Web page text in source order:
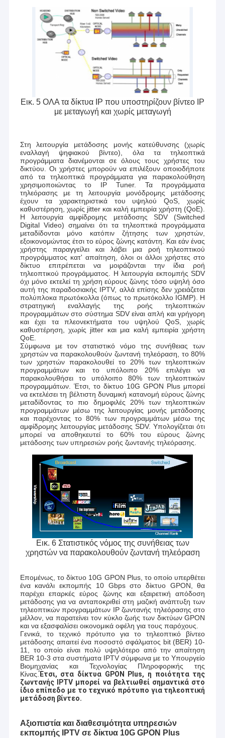
Εικ. 5 ΟΛΑ τα δίκτυα IP που υποστηρίζουν βίντεο IP
με μεταγωγή και χωρίς μεταγωγή
Στη λειτουργία μετάδοσης μονής κατεύθυνσης (χωρίς
εναλλαγή ψηφιακού βίντεο), όλα τα τηλεοπτικά
προγράμματα διανέμονται σε όλους τους χρήστες του
δικτύου. Οι χρήστες μπορούν να επιλέξουν οποιοδήποτε
από τα τηλεοπτικά προγράμματα για παρακολούθηση
χρησιμοποιώντας το IP Tuner. Τα προγράμματα
τηλεόρασης με τη λειτουργία μονόδρομης μετάδοσης
έχουν τα χαρακτηριστικά του υψηλού QoS, χωρίς
καθυστέρηση, χωρίς jitter και καλή εμπειρία χρήστη (QoE).
Η λειτουργία αμφίδρομης μετάδοσης SDV (Switched
Digital Video) σημαίνει ότι τα τηλεοπτικά προγράμματα
μεταδίδονται μόνο κατόπιν ζήτησης των χρηστών,
εξοικονομώντας έτσι το εύρος ζώνης κατάντη. Και εάν ένας
χρήστης παραγγείλει και λάβει μια ροή τηλεοπτικού
προγράμματος κατ' απαίτηση, όλοι οι άλλοι χρήστες στο
δίκτυο επιτρέπεται να μοιράζονται την ίδια ροή
τηλεοπτικού προγράμματος. Η λειτουργία εκπομπής SDV
όχι μόνο εκτελεί τη χρήση εύρους ζώνης τόσο υψηλή όσο
αυτή της παραδοσιακής IPTV, αλλά επίσης δεν χρειάζεται
πολύπλοκα πρωτόκολλα (όπως το πρωτόκολλο IGMP). Η
στρατηγική εναλλαγής της ροής τηλεοπτικών
προγραμμάτων στο σύστημα SDV είναι απλή και γρήγορη
και έχει τα πλεονεκτήματα του υψηλού QoS, χωρίς
καθυστέρηση, χωρίς jitter και μια καλή εμπειρία χρήστη
QoE.
Σύμφωνα με τον στατιστικό νόμο της συνήθειας των
χρηστών να παρακολουθούν ζωντανή τηλεόραση, το 80%
των χρηστών παρακολουθεί το 20% των τηλεοπτικών
προγραμμάτων και το υπόλοιπο 20% επιλέγει να
παρακολουθήσει το υπόλοιπο 80% των τηλεοπτικών
προγραμμάτων. Έτσι, το δίκτυο 10G GPON Plus μπορεί
να εκτελέσει τη βέλτιστη δυναμική κατανομή εύρους ζώνης
μεταδίδοντας το πιο δημοφιλές 20% των τηλεοπτικών
προγραμμάτων μέσω της λειτουργίας μονής μετάδοσης
και παρέχοντας το 80% των προγραμμάτων μέσω της
αμφίδρομης λειτουργίας μετάδοσης SDV. Υπολογίζεται ότι
μπορεί να αποθηκευτεί το 60% του εύρους ζώνης
μετάδοσης των υπηρεσιών ροής ζωντανής τηλεόρασης.
Εικ. 6 Στατιστικός νόμος της συνήθειας των
χρηστών να παρακολουθούν ζωντανή τηλεόραση
Επομένως, το δίκτυο 10G GPON Plus, το οποίο υπερθέτει
ένα κανάλι εκπομπής 10 Gbps στο δίκτυο GPON, θα
παρέχει επαρκές εύρος ζώνης και εξαιρετική απόδοση
μετάδοσης για να ανταποκριθεί στη μαζική ανάπτυξη των
τηλεοπτικών προγραμμάτων IP ζωντανής τηλεόρασης στο
μέλλον, να παρατείνει τον κύκλο ζωής των δικτύων GPON
και να εξασφαλίσει οικονομικά οφέλη για τους παρόχους.
Γενικά, το τεχνικό πρότυπο για το τηλεοπτικό βίντεο
μετάδοσης απαιτεί ένα ποσοστό σφάλματος bit (BER) 10-
11, το οποίο είναι πολύ υψηλότερο από την απαίτηση
BER 10-3 στα συστήματα IPTV σύμφωνα με το Υπουργείο
Βιομηχανίας και Τεχνολογίας Πληροφορικής της
Κίνας.Έτσι, στα δίκτυα GPON Plus, η ποιότητα της
ζωντανής IPTV μπορεί να βελτιωθεί σημαντικά στο
ίδιο επίπεδο με το τεχνικό πρότυπο για τηλεοπτική
μετάδοση βίντεο.
Αξιοπιστία και διαθεσιμότητα υπηρεσιών
εκπομπής IPTV σε δίκτυα 10G GPON Plus